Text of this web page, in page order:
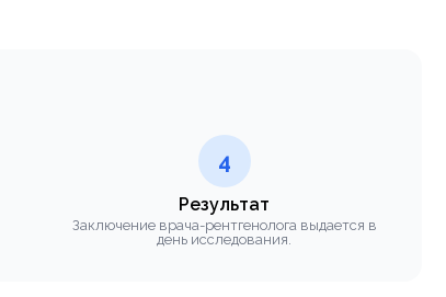
4
Результат
Заключение врача-рентгенолога выдается в
день исследования.